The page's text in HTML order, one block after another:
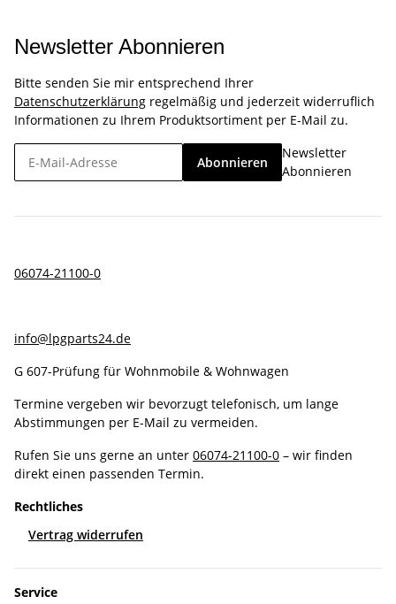
Newsletter Abonnieren
Bitte senden Sie mir entsprechend Ihrer
Datenschutzerklärung regelmäßig und jederzeit widerruflich
Informationen zu Ihrem Produktsortiment per E-Mail zu.
Abonnieren
Newsletter
Abonnieren
06074-21100-0
info@lpgparts24.de
G 607-Prüfung für Wohnmobile & Wohnwagen
Termine vergeben wir bevorzugt telefonisch, um lange
Abstimmungen per E-Mail zu vermeiden.
Rufen Sie uns gerne an unter 06074-21100-0 – wir finden
direkt einen passenden Termin.
Rechtliches
Vertrag widerrufen
Service